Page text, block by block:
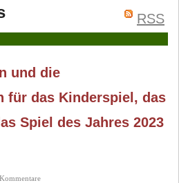
RSS
und die
für das Kinderspiel, das
Spiel des Jahres 2023